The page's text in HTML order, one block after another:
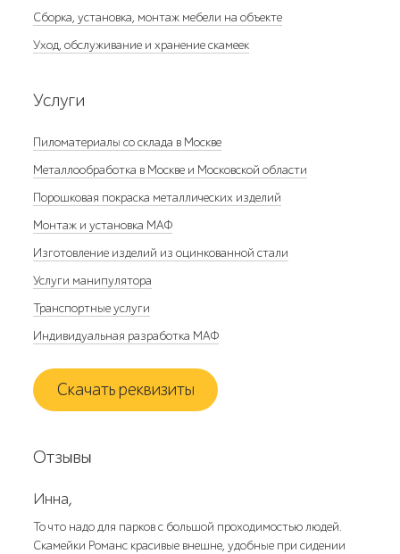
Сборка, установка, монтаж мебели на объекте
Уход, обслуживание и хранение скамеек
Услуги
Пиломатериалы со склада в Москве
Металлообработка в Москве и Московской области
Порошковая покраска металлических изделий
Монтаж и установка МАФ
Изготовление изделий из оцинкованной стали
Услуги манипулятора
Транспортные услуги
Индивидуальная разработка МАФ
Скачать реквизиты
Отзывы
Инна,
То что надо для парков с большой проходимостью людей.
Скамейки Романс красивые внешне, удобные при сидении